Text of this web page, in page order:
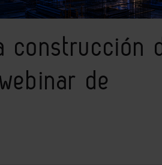
construcción
de